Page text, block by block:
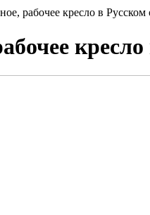
рабочее кресло в Русском